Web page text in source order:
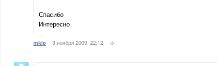
Спасибо
Интересно
mklp 3 ноября 2009, 22:12